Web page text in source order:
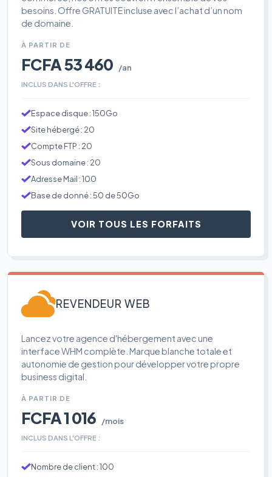
besoins. Offre GRATUITE incluse avec l’achat d’un nom
de domaine.
À PARTIR DE
FCFA 53 460 /an
INCLUS DANS L'OFFRE :
Espace disque : 150Go
Site hébergé : 20
Compte FTP : 20
Sous domaine : 20
Adresse Mail : 100
Base de donné : 50 de 50Go
VOIR TOUS LES FORFAITS
REVENDEUR WEB
Lancez votre agence d'hébergement avec une
interface WHM complète. Marque blanche totale et
autonomie de gestion pour développer votre propre
business digital.
À PARTIR DE
FCFA 1 016 /mois
INCLUS DANS L'OFFRE :
Nombre de client : 100